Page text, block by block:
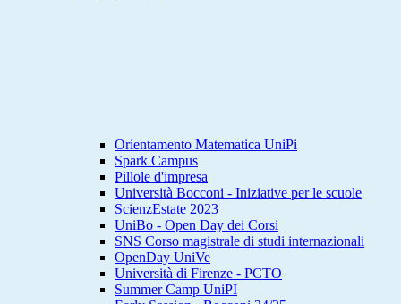
Orientamento Matematica UniPi
Spark Campus
Pillole d'impresa
Università Bocconi - Iniziative per le scuole
ScienzEstate 2023
UniBo - Open Day dei Corsi
SNS Corso magistrale di studi internazionali
OpenDay UniVe
Università di Firenze - PCTO
Summer Camp UniPI